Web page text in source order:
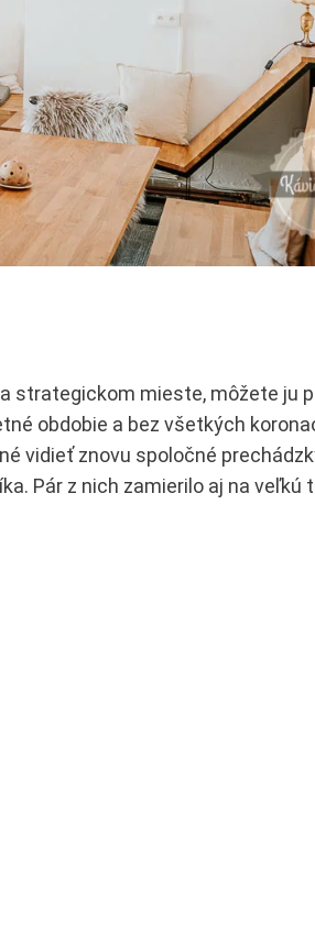
strategickom mieste, môžete ju
obdobie a bez všetkých
vidieť znovu spoločné
Pár z nich zamierilo aj na veľkú